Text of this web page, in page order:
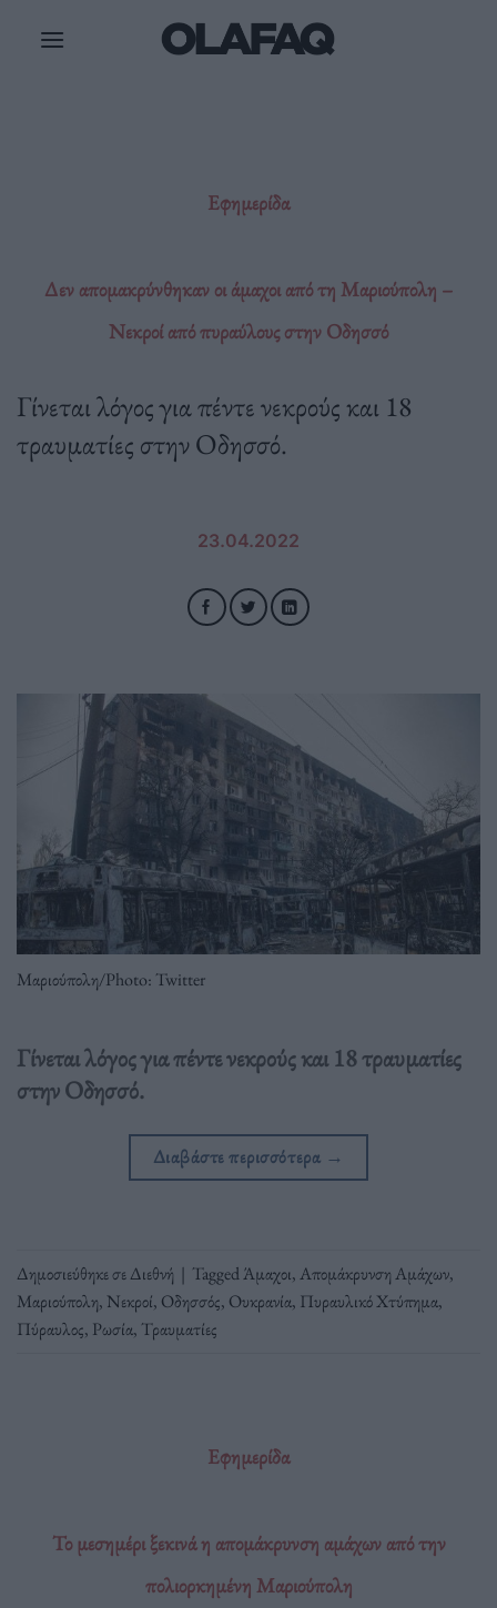
Εφημερίδα
Δεν απομακρύνθηκαν οι άμαχοι από τη Μαριούπολη –
Νεκροί από πυραύλους στην Οδησσό
Γίνεται λόγος για πέντε νεκρούς και 18
τραυματίες στην Οδησσό.
23.04.2022
Μαριούπολη/Photo: Twitter
Γίνεται λόγος για πέντε νεκρούς και 18 τραυματίες
στην Οδησσό.
Διαβάστε περισσότερα →
Δημοσιεύθηκε σεΔιεθνή | TaggedΆμαχοι,Απομάκρυνση Αμάχων,
Μαριούπολη, Νεκροί, Οδησσός, Ουκρανία, Πυραυλικό Χτύπημα,
Πύραυλος, Ρωσία, Τραυματίες
Εφημερίδα
Το μεσημέρι ξεκινά η απομάκρυνση αμάχων από την
πολιορκημένη Μαριούπολη